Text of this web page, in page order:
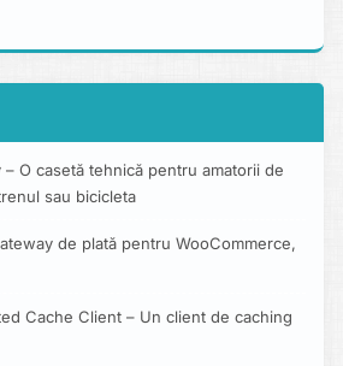
– O casetă tehnică pentru amatorii de
sau bicicleta
de plată pentru WooCommerce,
Cache Client – Un client de caching